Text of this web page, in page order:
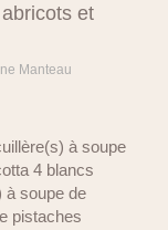
et
Manteau
à soupe
4 blancs
à soupe de
pistaches